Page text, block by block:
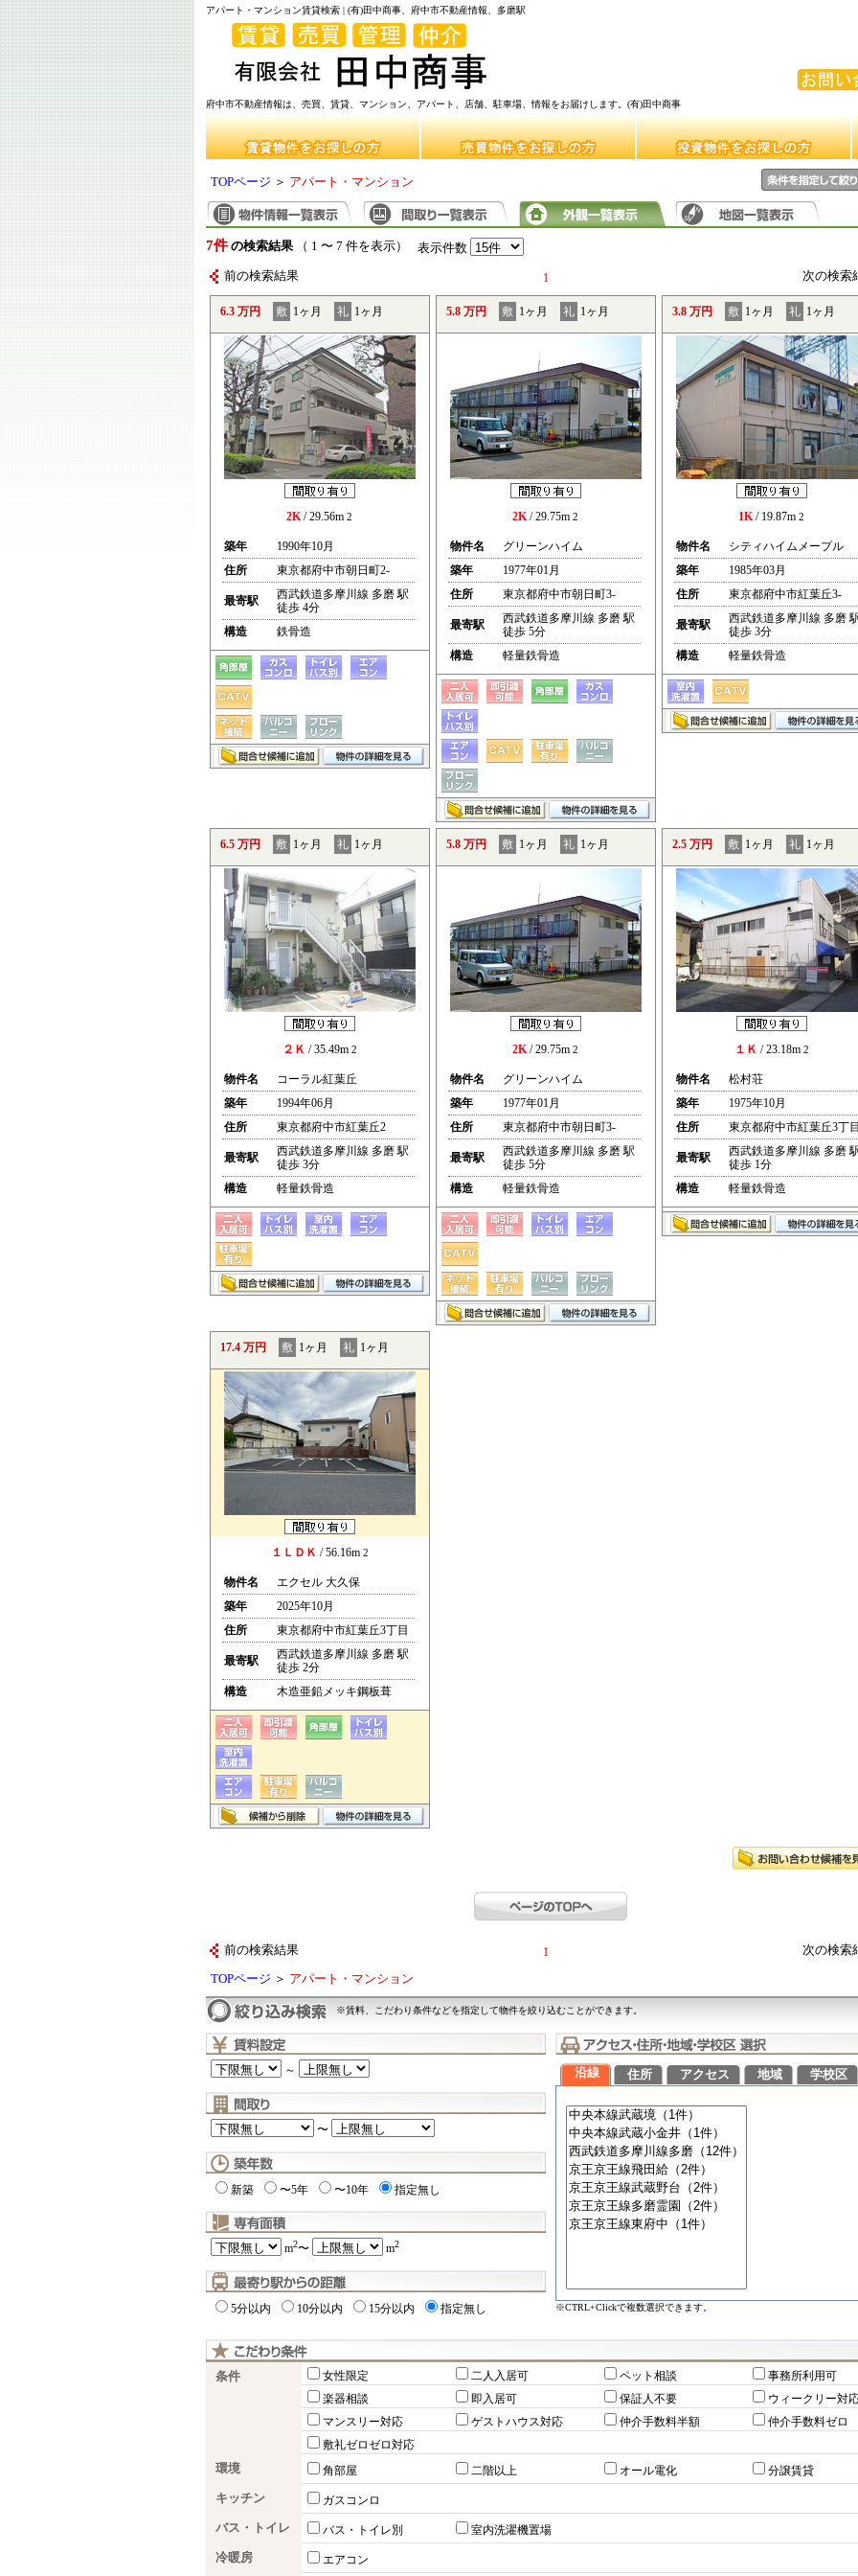
アパート・マンション賃貸検索 | (有)田中商事、府中市不動産情報、多磨駅
府中市不動産情報は、売買、賃貸、マンション、アパート、店舗、駐車場、情報をお届けします。(有)田中商事
TOPページ ＞ アパート・マンション
7件 の検索結果（ 1 〜 7 件を表示） 表示件数
前の検索結果 1 次の検
6.3 万円 敷 1ヶ月 礼 1ヶ月
2K/ 29.56m 2
築年
1990年10月
住所
東京都府中市朝日町2-
最寄駅
西武鉄道多摩川線 多磨 駅
徒歩 4分
構造
鉄骨造
5.8 万円 敷 1ヶ月 礼 1ヶ月
2K/ 29.75m 2
物件名
グリーンハイム
築年
1977年01月
住所
東京都府中市朝日町3-
最寄駅
西武鉄道多摩川線 多磨 駅
徒歩 5分
構造
軽量鉄骨造
3.8 万円 敷 1ヶ月 礼 1ヶ月
1K/ 19.87m 2
物件名
シティハイムメープル
築年
1985年03月
住所
東京都府中市紅葉丘3-
最寄駅
西武鉄道多摩川線 多磨
徒歩 3分
構造
軽量鉄骨造
6.5 万円 敷 1ヶ月 礼 1ヶ月
２Ｋ / 35.49m 2
物件名
コーラル紅葉丘
築年
1994年06月
住所
東京都府中市紅葉丘2
最寄駅
西武鉄道多摩川線 多磨 駅
徒歩 3分
構造
軽量鉄骨造
5.8 万円 敷 1ヶ月 礼 1ヶ月
2K/ 29.75m 2
物件名
グリーンハイム
築年
1977年01月
住所
東京都府中市朝日町3-
最寄駅
西武鉄道多摩川線 多磨 駅
徒歩 5分
構造
軽量鉄骨造
2.5 万円 敷 1ヶ月 礼 1ヶ月
１Ｋ / 23.18m 2
物件名
松村荘
築年
1975年10月
住所
東京都府中市紅葉丘3丁
最寄駅
西武鉄道多摩川線 多磨
徒歩 1分
構造
軽量鉄骨造
17.4 万円 敷 1ヶ月 礼 1ヶ月
１ＬＤＫ / 56.16m 2
物件名
エクセル 大久保
築年
2025年10月
住所
東京都府中市紅葉丘3丁目
最寄駅
西武鉄道多摩川線 多磨 駅
徒歩 2分
構造
木造亜鉛メッキ鋼板葺
前の検索結果 1 次の検
TOPページ ＞ アパート・マンション
※賃料、こだわり条件などを指定して物件を絞り込むことができます。
～
〜
新築 〜5年 〜10年 指定無し
m2〜 m2
5分以内 10分以内 15分以内 指定無し
沿線 住所 アクセス 地域 学校区
※CTRL+Clickで複数選択できます。
条件 女性限定 二人入居可 ペット相談
事務所利用可
楽器相談
即入居可 保証人不要
ウィークリー対
マンスリー対応
ゲストハウス対応 仲介手数料半額
仲介手数料ゼロ
敷礼ゼロゼロ対応
環境 角部屋 二階以上 オール電化 分譲賃貸
キッチン ガスコンロ
バス・トイレ バス・トイレ別 室内洗濯機置場
冷暖房 エアコン